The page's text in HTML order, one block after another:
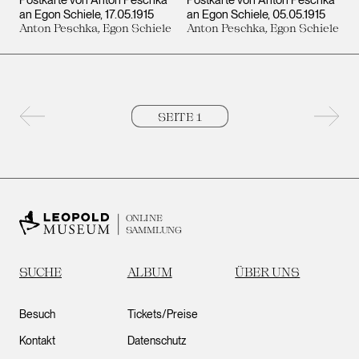
an Egon Schiele 17.05.1915
Anton Peschka, Egon Schiele
an Egon Schiele 05.05.1915
Anton Peschka, Egon Schiele
ONLINE
SAMMLUNG
SUCHE ALBUM ÜBER UNS
Besuch
Kontakt
Tickets/Preise
Datenschutz